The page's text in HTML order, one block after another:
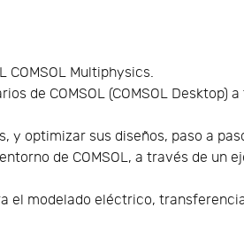
COMSOL Multiphysics.
de COMSOL (COMSOL Desktop)
y optimizar sus diseños, paso a
de COMSOL, a través de un
el modelado eléctrico,